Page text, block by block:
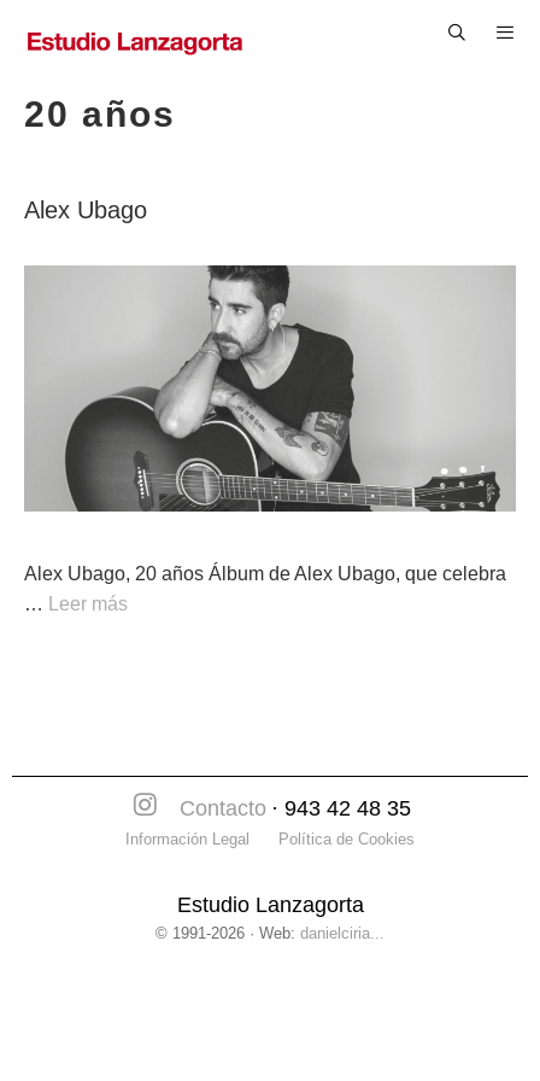
20 años
Alex Ubago
Alex Ubago, 20 años Álbum de Alex Ubago, que celebra
…
Leer más
Contacto · 943 42 48 35
Información Legal Política de Cookies
Estudio Lanzagorta
© 1991-2026 · Web: danielciria...